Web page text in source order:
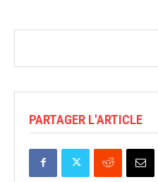
PARTAGER L'ARTICLE